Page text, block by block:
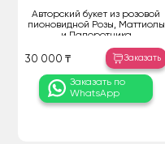
Авторский букет из розовой
пионовидной Розы, Маттиолы
и Папоротника
30 000 ₸ Заказать
Заказать по
WhatsApp